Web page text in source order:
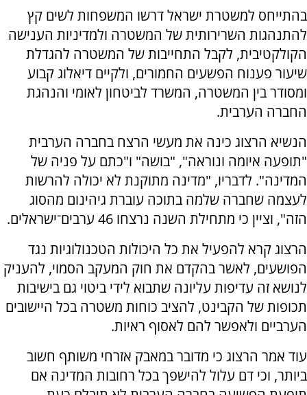
בהתייחס למשטרת ישראל דרשו המשפחות לשים קץ
להתנהגות השרירותית של המשטרה ולמדיניות הענישה
הקולקטיבית, לקבל התחייבות של המשטרה להגדלת
שיעור פענוח הפשעים החמורים, ולקיים דיאלוג קבוע
ומסודר בין המשטרה, המשרד לביטחון לאומי והנהגת
החברה הערבית.
הנשיא הרצוג כינה את מעשי הרצח בחברה הערבית
"תופעה איומה ונוראה", "בושה" ו"כתם על פניה של
המדינה". לדבריו, "מדינה מתוקנת לא יכולה להרשות
לעצמה שחברה שלמה בתוכה עוברת גיהינום מהסוג
הזה", וציין כי מתחילת השנה נרצחו 46 ערבים־ישראלים.
הרצוג קרא להפעיל את כל היכולות הטכנולוגיות נגד
הפושעים, לאשר בהקדם את חוק המעקב הסמוי, להעניק
לנושא זה עדיפות עליונה שתבוא לידי ביטוי גם בישיבות
תכופות של הקבינט, להציב כוחות משטרה בכל היישובים
הערביים ולאפשר להם לאסוף ראיות.
עוד אמר הרצוג כי מדובר במאבק אזרחי משותף חשוב
ביותר, וכי דם עלול להישפך בכל רחובות המדינה אם